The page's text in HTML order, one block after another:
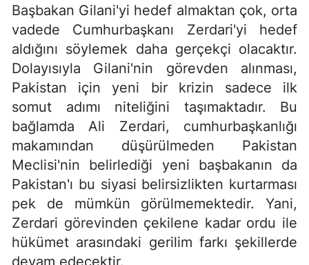
Başbakan Gilani'yi hedef almaktan çok, orta
vadede Cumhurbaşkanı Zerdari'yi hedef
aldığını söylemek daha gerçekçi olacaktır.
Dolayısıyla Gilani'nin görevden alınması,
Pakistan için yeni bir krizin sadece ilk
somut adımı niteliğini taşımaktadır. Bu
bağlamda Ali Zerdari, cumhurbaşkanlığı
makamından düşürülmeden Pakistan
Meclisi'nin belirlediği yeni başbakanın da
Pakistan'ı bu siyasi belirsizlikten kurtarması
pek de mümkün görülmemektedir. Yani,
Zerdari görevinden çekilene kadar ordu ile
hükümet arasındaki gerilim farkı şekillerde
devam edecektir.